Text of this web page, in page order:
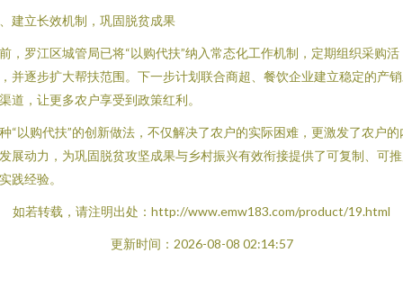
建立长效机制，巩固脱贫成果
，罗江区城管局已将“以购代扶”纳入常态化工作机制，定期组织采购活
并逐步扩大帮扶范围。下一步计划联合商超、餐饮企业建立稳定的产
道，让更多农户享受到政策红利。
“以购代扶”的创新做法，不仅解决了农户的实际困难，更激发了农户的
展动力，为巩固脱贫攻坚成果与乡村振兴有效衔接提供了可复制、可
践经验。
如若转载，请注明出处：http://www.emw183.com/product/19.html
更新时间：2026-08-08 02:14:57